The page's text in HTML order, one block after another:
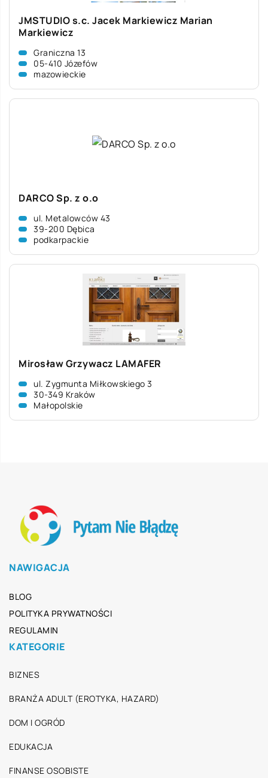
JMSTUDIO s.c. Jacek Markiewicz Marian
Markiewicz
Graniczna 13
05-410 Józefów
mazowieckie
DARCO Sp. z o.o
ul. Metalowców 43
39-200 Dębica
podkarpackie
Mirosław Grzywacz LAMAFER
ul. Zygmunta Miłkowskiego 3
30-349 Kraków
Małopolskie
NAWIGACJA
BLOG
POLITYKA PRYWATNOŚCI
REGULAMIN
KATEGORIE
BIZNES
BRANŻA ADULT (EROTYKA, HAZARD)
DOM I OGRÓD
EDUKACJA
FINANSE OSOBISTE